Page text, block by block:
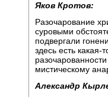
Яков Кротов:
Разочарование
суровыми
подвергали
здесь есть какая-
мистическому
Александр